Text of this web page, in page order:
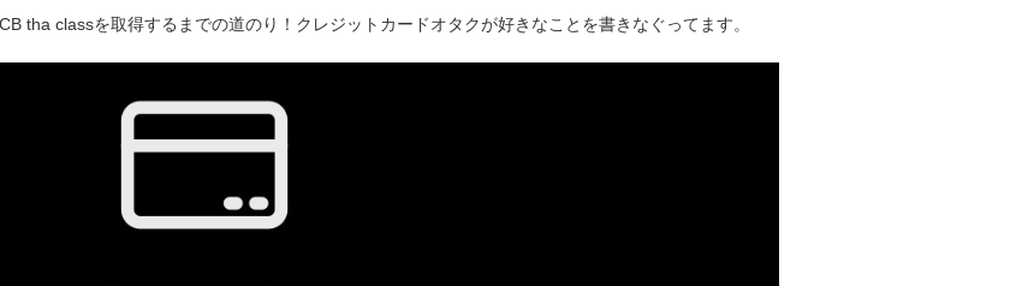
tha classを取得するまでの道のり！クレジットカードオタクが好きなことを書きなぐってます。